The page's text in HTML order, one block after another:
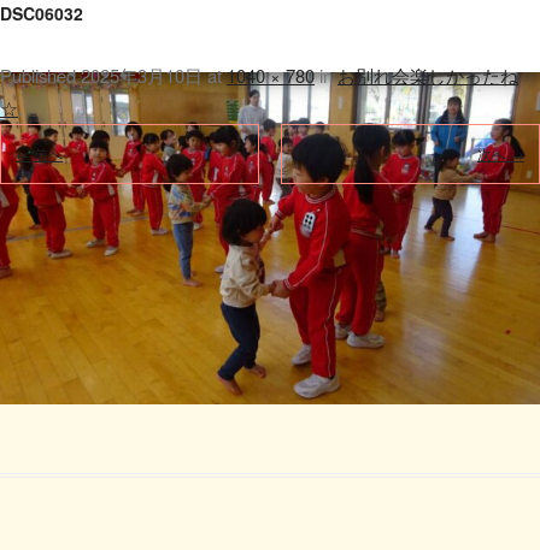
DSC06032
Published2025年3月10日at1040 × 780inお別れ会楽しかったね
☆.
← 前へ 次へ →